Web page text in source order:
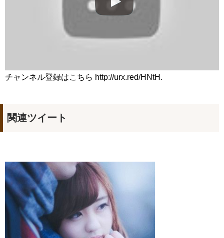
「退屈だ・暇だ」を韓国語では？「심심하다（シムシマダ）」
■韓国ドラマ『キング～Two Hearts』予告動画（日本語字幕）
yoon kyun sang
ソン・ヘギョ – ソンヘギョ キスまとめ
チョ・ヒョンジェ 조현재 九尾狐外伝 制作発表会
キム・テヒの弟イ・ワン♥イ・ボミ、今日（28日）結婚……
「ライフ・ オン・ マーズ」2019年11月2日TSUTAYAにて先行
レンタル開始！
(ENG SUB) Behind The Scene Hyun Bin 현빈❤️ 손예진 Son Ye
Jin-Crash Landing On You/ヒョンビン❤️ソンイェジン / エンジョイ❕
チャンネル登録はこちら http://urx.red/HNtH.
関連ツイート